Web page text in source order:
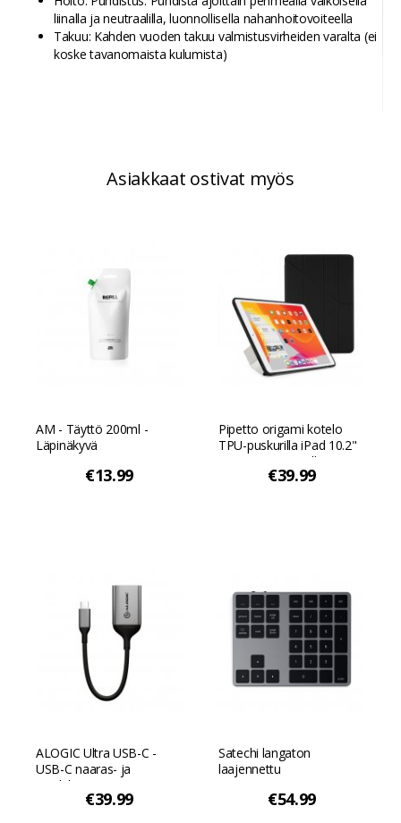
liinalla ja neutraalilla, luonnollisella nahanhoitovoiteella
Takuu: Kahden vuoden takuu valmistusvirheiden varalta (ei
koske tavanomaista kulumista)
Asiakkaat ostivat myös
AM - Täyttö 200ml -
Läpinäkyvä
€13.99
Pipetto origami kotelo
TPU-puskurilla iPad 10.2"
2019/2020/2021:lle -
€39.99
ALOGIC Ultra USB-C -
USB-C naaras- ja
äänilähtösovitin -
Avaruuden harmaa
€39.99
Satechi langaton
laajennettu
Avaruuden harmaa
€54.99